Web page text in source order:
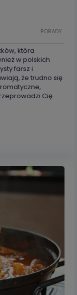
PORADY
która
w polskich
farsz i
że trudno się
Cię